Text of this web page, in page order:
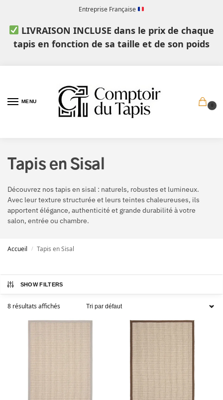
Entreprise Française
LIVRAISON INCLUSE dans le prix de chaque
tapis en fonction de sa taille et de son poids
MENU
0
Tapis en Sisal
Découvrez nos tapis en sisal : naturels, robustes et lumineux.
Avec leur texture structurée et leurs teintes chaleureuses, ils
apportent élégance, authenticité et grande durabilité à votre
salon, entrée ou chambre.
Accueil / Tapis en Sisal
SHOW FILTERS
8 résultats affichés